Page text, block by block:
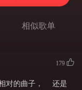
相似歌单
179
对的曲子， 还是